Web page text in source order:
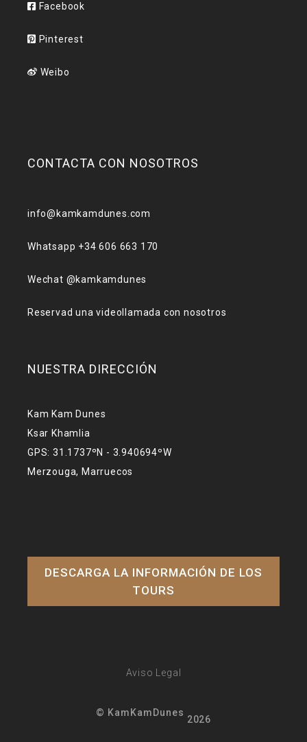
Facebook
Pinterest
Weibo
CONTACTA CON NOSOTROS
info@kamkamdunes.com
Whatsapp +34 606 663 170
Wechat @kamkamdunes
Reservad una videollamada con nosotros
NUESTRA DIRECCIÓN
Kam Kam Dunes
Ksar Khamlia
GPS: 31.1737ºN - 3.940694ºW
Merzouga, Marruecos
DESCARGA LA INFORMACIÓN DE LOS
TOURS
© KamKamDunes
2026
Aviso Legal